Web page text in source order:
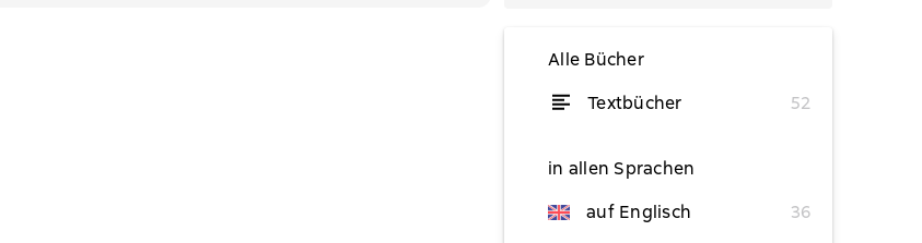
Alle Bücher
Textbücher
52
in allen Sprachen
auf Englisch
36
von 0,99 €